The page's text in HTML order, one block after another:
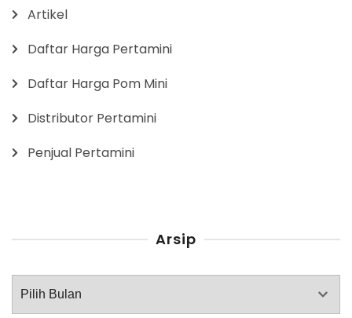
Artikel
Daftar Harga Pertamini
Daftar Harga Pom Mini
Distributor Pertamini
Penjual Pertamini
Arsip
Arsip